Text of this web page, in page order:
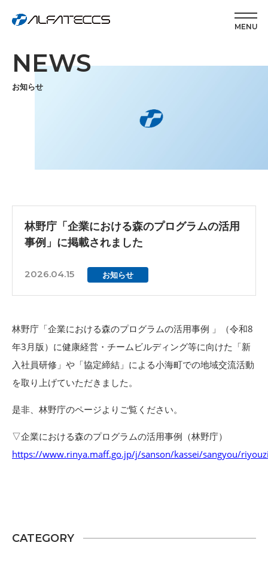
MENU
NEWS
お知らせ
林野庁「企業における森のプログラムの活用
事例」に掲載されました
2026.04.15 お知らせ
林野庁「企業における森のプログラムの活用事例 」（令和8
年3月版）に健康経営・チームビルディング等に向けた「新
入社員研修」や「協定締結」による小海町での地域交流活動
を取り上げていただきました。
是非、林野庁のページよりご覧ください。
▽企業における森のプログラムの活用事例（林野庁）
https://www.rinya.maff.go.jp/j/sanson/kassei/sangyou/
CATEGORY